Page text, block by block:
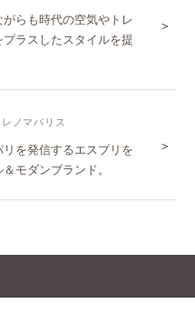
らも時代の空気やトレ
ラスしたスタイルを提
＞
ノマパリス
を発信するエスプリを
モダンブランド。
＞